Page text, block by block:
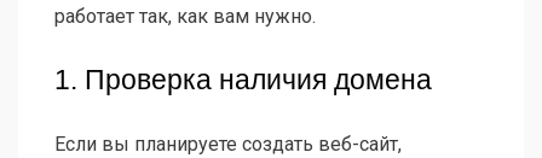
работает так, как вам нужно.
1. Проверка наличия домена
Если вы планируете создать веб-сайт,